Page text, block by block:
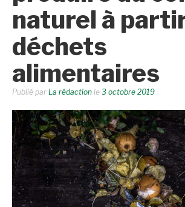
naturel à
déchets
alimentaires
Publié par La rédaction le 3 octobre 2019